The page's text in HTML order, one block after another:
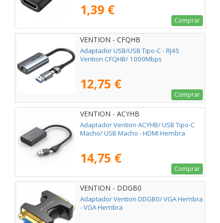
1,39 €
Comprar
VENTION - CFQHB
Adaptador USB/USB Tipo-C - RJ45
Vention CFQHB/ 1000Mbps
12,75 €
Comprar
VENTION - ACYHB
Adaptador Vention ACYHB/ USB Tipo-C
Macho/ USB Macho - HDMI Hembra
14,75 €
Comprar
VENTION - DDGB0
Adaptador Vention DDGB0/ VGA Hembra
- VGA Hembra